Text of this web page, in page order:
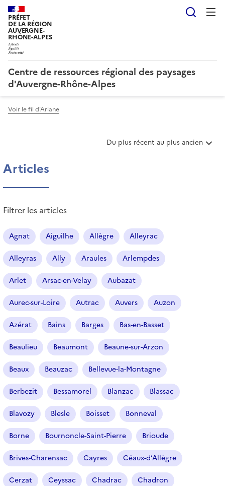
PRÉFET
DE LA RÉGION
AUVERGNE-
RHÔNE-ALPES
Centre de ressources régional des paysages
d'Auvergne-Rhône-Alpes
Voir le fil d'Ariane
T
t
i
c
l
e
Du plus récent au plus ancien
Articles
Filtrer les articles
Agnat Aiguilhe Allègre Alleyrac
Alleyras Ally Araules Arlempdes
Arlet Arsac-en-Velay Aubazat
Aurec-sur-Loire Autrac Auvers Auzon
Azérat Bains Barges Bas-en-Basset
Beaulieu Beaumont Beaune-sur-Arzon
Beaux Beauzac Bellevue-la-Montagne
Berbezit Bessamorel Blanzac Blassac
Blavozy Blesle Boisset Bonneval
Borne Bournoncle-Saint-Pierre Brioude
Brives-Charensac Cayres Céaux-d’Allègre
Cerzat Ceyssac Chadrac Chadron